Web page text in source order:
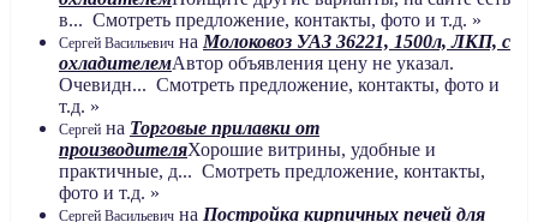
в... Смотреть предложение, контакты, фото и т.д. »
Сергей Васильевич на Молоковоз УАЗ 36221, 1500л, ЛКП, с
охладителемАвтор объявления цену не указал.
Очевидн... Смотреть предложение, контакты, фото и
т.д. »
Сергей на Торговые прилавки от
производителяХорошие витрины, удобные и
практичные, д... Смотреть предложение, контакты,
фото и т.д. »
Сергей Васильевич на Постройка кирпичных печей для